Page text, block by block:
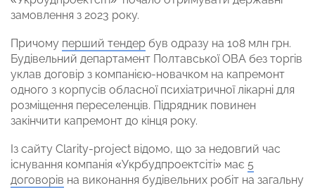
замовлення з 2023 року.
Причому перший тендер був одразу на 108 млн грн.
Будівельний департамент Полтавської ОВА без торгів
уклав договір з компанією-новачком на капремонт
одного з корпусів обласної психіатричної лікарні для
розміщення переселенців. Підрядник повинен
закінчити капремонт до кінця року.
Із сайту Clarity-project відомо, що за недовгий час
існування компанія «Укрбудпроектсіті» має 5
договорів на виконання будівельних робіт на загальну